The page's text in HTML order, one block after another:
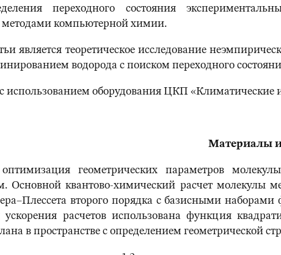
переходного состояния
компьютерной химии.
является теоретическое исследование
водорода с поиском переходного
использованием оборудования ЦКП
Материалы
оптимизация геометрических параметров
Основной квантово-химический расчет молекулы
второго порядка с базисными
расчетов использована функция
в пространстве с определением геометрической